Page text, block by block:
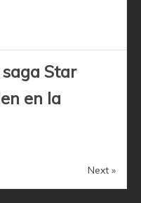
Star
en la
Next »